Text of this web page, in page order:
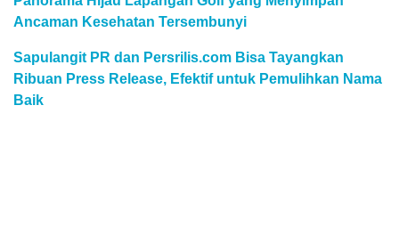
Ancaman Kesehatan Tersembunyi
Sapulangit PR dan Persrilis.com Bisa Tayangkan
Ribuan Press Release, Efektif untuk Pemulihkan Nama
Baik